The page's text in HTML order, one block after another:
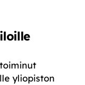
yliopiston